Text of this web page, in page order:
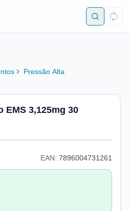
Pressão Alta
EMS 3,125mg 30
EAN: 7896004731261